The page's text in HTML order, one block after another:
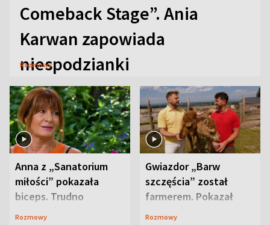
Comeback Stage”. Ania
Karwan zapowiada
niespodzianki
Rozmowy
Anna z „Sanatorium
miłości” pokazała
biceps. Trudno
uwierzyć, co przeszła
Rozmowy
Gwiazdor „Barw
szczęścia” został
farmerem. Pokazał
swoje niezwykłe
Rozmowy